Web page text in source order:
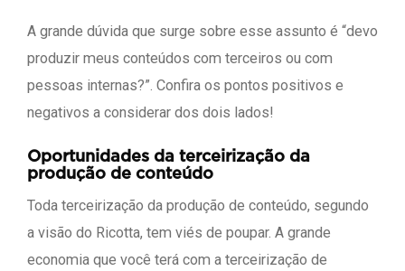
A grande dúvida que surge sobre esse assunto é “devo
produzir meus conteúdos com terceiros ou com
pessoas internas?”. Confira os pontos positivos e
negativos a considerar dos dois lados!
Oportunidades da terceirização da
produção de conteúdo
Toda terceirização da produção de conteúdo, segundo
a visão do Ricotta, tem viés de poupar. A grande
economia que você terá com a terceirização de